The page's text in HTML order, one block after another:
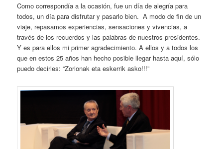
Como correspondía a la ocasión, fue un día de alegría para
todos, un día para disfrutar y pasarlo bien. A modo de fin de un
viaje, repasamos experiencias, sensaciones y vivencias, a
través de los recuerdos y las palabras de nuestros presidentes.
Y es para ellos mi primer agradecimiento. A ellos y a todos los
que en estos 25 años han hecho posible llegar hasta aquí, sólo
puedo decirles: “Zorionak eta eskerrik asko!!!”